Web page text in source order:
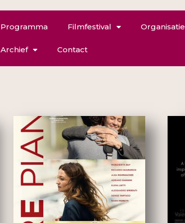
Programma Filmfestival Organisatie
Archief Contact